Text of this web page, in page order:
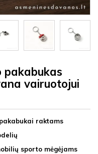
pakabukas
vairuotojui
raktams
sporto mėgėjams